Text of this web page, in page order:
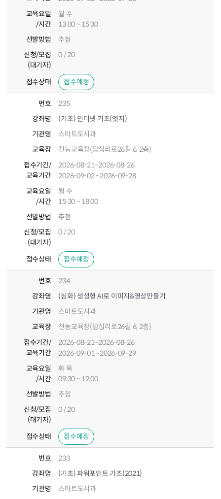
교육요일
/시간
월 수
13:00 ~ 15:30
선발방법
추첨
신청/모집
(대기자)
0 / 20
접수상태 접수예정
번호
235
강좌명
(기초) 인터넷 기초(엣지)
기관명
스마트도시과
교육장
전농교육장(답십리로26길 6, 2층)
접수기간/
교육기간
2026-08-21~2026-08-26
2026-09-02~2026-09-28
교육요일
/시간
월 수
15:30 ~ 18:00
선발방법
추첨
신청/모집
(대기자)
0 / 20
접수상태 접수예정
번호
234
강좌명
(심화) 생성형 AI로 이미지&영상만들기
기관명
스마트도시과
교육장
전농교육장(답십리로26길 6, 2층)
접수기간/
교육기간
2026-08-21~2026-08-26
2026-09-01~2026-09-29
교육요일
/시간
화 목
09:30 ~ 12:00
선발방법
추첨
신청/모집
(대기자)
0 / 20
접수상태 접수예정
번호
233
강좌명
(기초) 파워포인트 기초(2021)
기관명
스마트도시과